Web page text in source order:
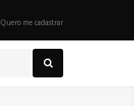
Quero me cadastrar